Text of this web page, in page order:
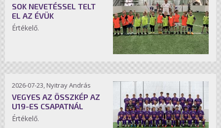
SOK NEVETÉSSEL TELT
EL AZ ÉVÜK
Értékelő.
2026-07-23, Nyitray András
VEGYES AZ ÖSSZKÉP AZ
U19-ES CSAPATNÁL
Értékelő.